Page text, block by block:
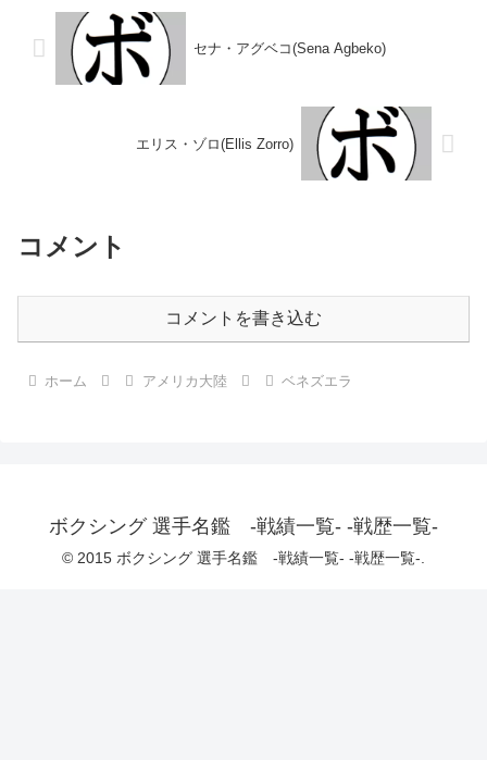
WBAラテンアメリカライト級...
セナ・アグベコ(Sena Agbeko)
エリス・ゾロ(Ellis Zorro)
コメント
コメントを書き込む
ホーム アメリカ大陸 ベネズエラ
ボクシング 選手名鑑 -戦績一覧- -戦歴一覧-
© 2015 ボクシング 選手名鑑 -戦績一覧- -戦歴一覧-.